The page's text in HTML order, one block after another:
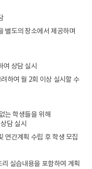
별도의 장소에서 제공하며
여 상담 실시
하여 월 2회 이상 실시할 수
는 학생들을 위해
담 실시
연간계획 수립 후 학생 모집
실습내용을 포함하여 계획